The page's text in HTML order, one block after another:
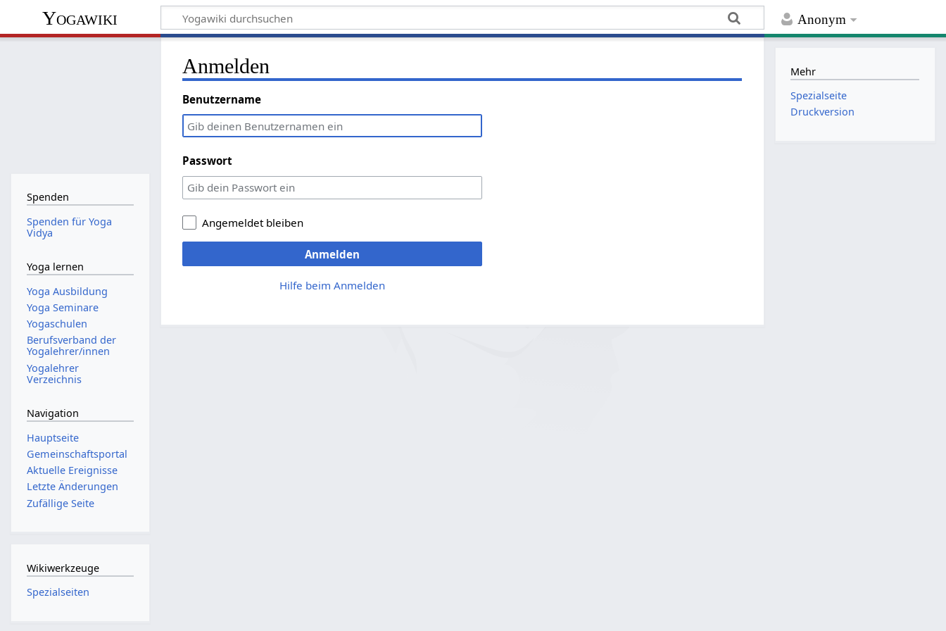
Anonym
Yogawiki
Anmelden
Benutzername
Passwort
Angemeldet bleiben
Anmelden
Hilfe beim Anmelden
Spenden
Spenden für Yoga
Vidya
Yoga lernen
Yoga Ausbildung
Yoga Seminare
Yogaschulen
Berufsverband der
Yogalehrer/innen
Yogalehrer
Verzeichnis
Navigation
Hauptseite
Gemeinschafts­portal
Aktuelle Ereignisse
Letzte Änderungen
Zufällige Seite
Wikiwerkzeuge
Spezialseiten
Mehr
Spezialseite
Druckversion